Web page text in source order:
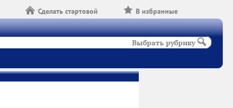
В избранные
Сделать стартовой
Выбрать рубрику